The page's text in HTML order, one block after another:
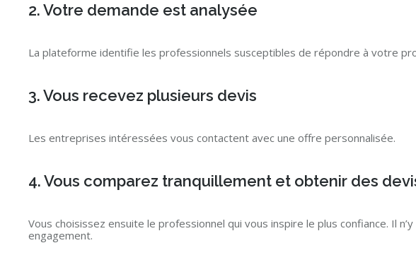
2. Votre demande est analysée
La plateforme identifie les professionnels susceptibles de répondre à votre
3. Vous recevez plusieurs devis
Les entreprises intéressées vous contactent avec une offre personnalisée.
4. Vous comparez tranquillement et obtenir des
Vous choisissez ensuite le professionnel qui vous inspire le plus confiance. Il
engagement.